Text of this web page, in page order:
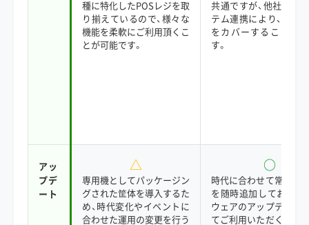
種に特化したPOSレジを取
り揃えているので、様々な
機能を柔軟にご利用頂くこ
とが可能です。
共通ですが、他社連携
テム連携により、柔軟
をカバーすることが
す。
アッ
プデ
ート
△
専用機としてパッケージン
グされた筐体を導入するた
め、時代変化やイベントに
合わせた運用の変更を行う
○
時代に合わせて常に最
を随時追加しており、
ウェアのアップデート
てご利用いただくこと